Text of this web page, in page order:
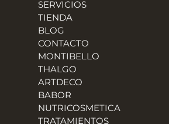
SERVICIOS
TIENDA
BLOG
CONTACTO
MONTIBELLO
THALGO
ARTDECO
BABOR
NUTRICOSMETICA
TRATAMIENTOS